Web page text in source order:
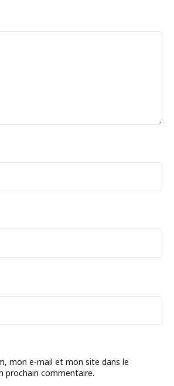
mon e-mail et mon site dans le
prochain commentaire.